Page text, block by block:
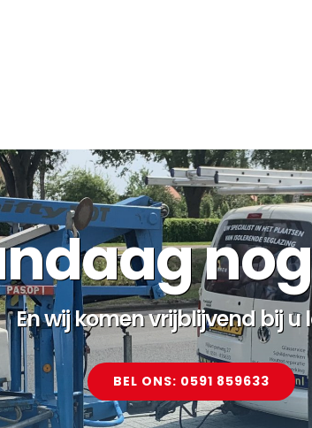
En wij komen vrijblijvend bij u
BEL ONS: 0591 859633